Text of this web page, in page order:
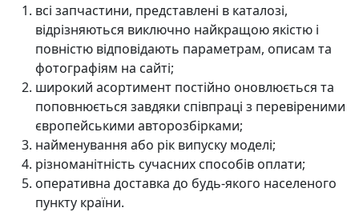
всі запчастини, представлені в каталозі,
відрізняються виключно найкращою якістю і
повністю відповідають параметрам, описам та
фотографіям на сайті;
широкий асортимент постійно оновлюється та
поповнюється завдяки співпраці з перевіреними
європейськими авторозбірками;
найменування або рік випуску моделі;
різноманітність сучасних способів оплати;
оперативна доставка до будь-якого населеного
пункту країни.